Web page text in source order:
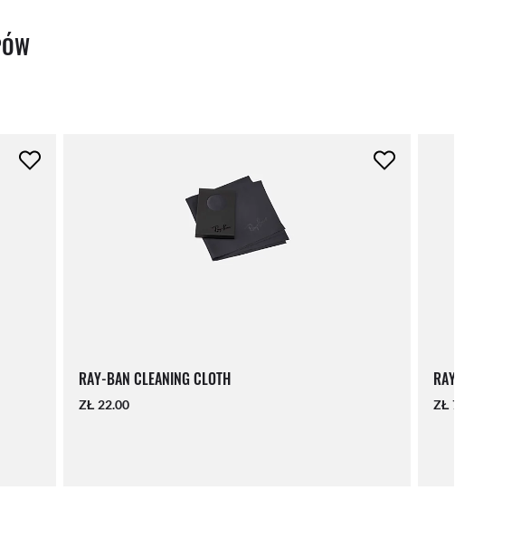
RAY-BAN CLEANING CLOTH
ZŁ 22.00
RAY-BAN
ZŁ 71.00